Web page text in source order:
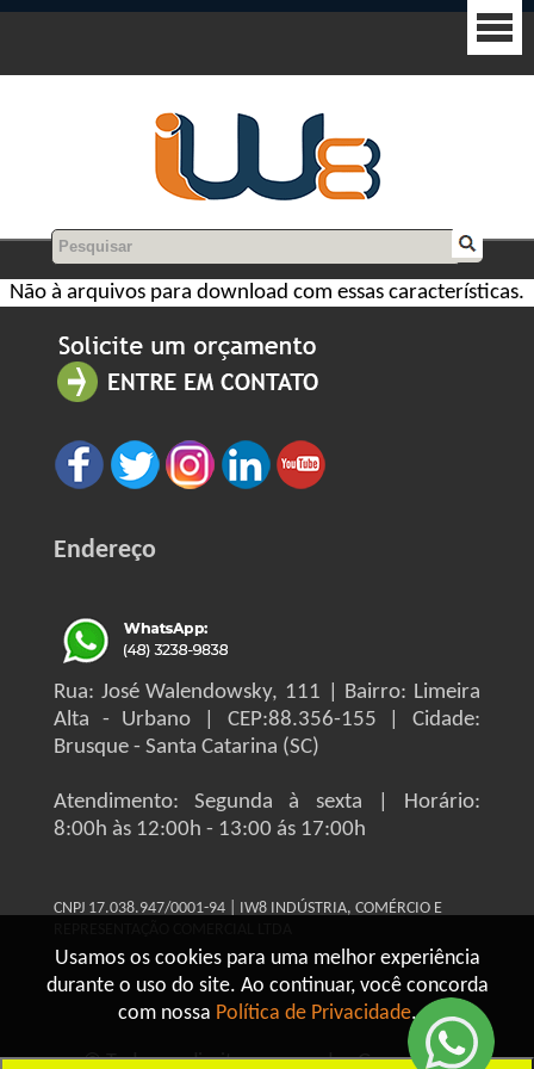
Usamos os cookies para uma melhor experiência
durante o uso do site. Ao continuar, você concorda
com nossa Política de Privacidade.
Não à arquivos para download com essas características.
Endereço
Rua: José Walendowsky, 111 | Bairro: Limeira
Alta - Urbano | CEP:88.356-155 | Cidade:
Brusque - Santa Catarina (SC)
Atendimento: Segunda à sexta | Horário:
8:00h às 12:00h - 13:00 ás 17:00h
CNPJ 17.038.947/0001-94 | IW8 INDÚSTRIA, COMÉRCIO E
© Todos os direitos reservados Grupo IW8